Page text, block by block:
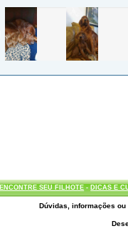
ENCONTRE SEU FILHOTE- DICAS E
Dúvidas, informações